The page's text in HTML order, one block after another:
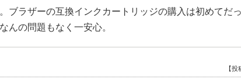
ブラザーの互換インクカートリッジの購入は初めてだ
んの問題もなく一安心。
【